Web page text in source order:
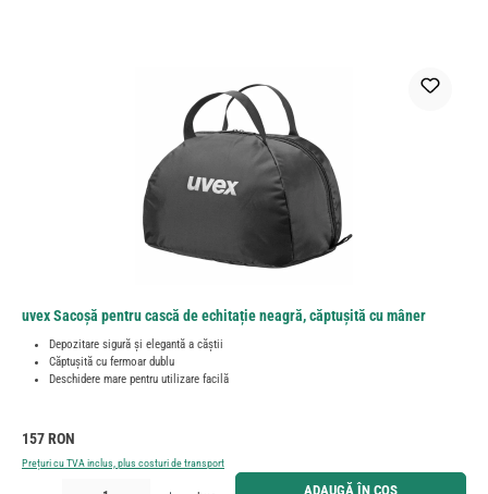
uvex Sacoșă pentru cască de echitație neagră, căptușită cu mâner
Depozitare sigură și elegantă a căștii
Căptușită cu fermoar dublu
Deschidere mare pentru utilizare facilă
Preț obișnuit:
157 RON
Prețuri cu TVA inclus, plus costuri de transport
Cantitate produs: Introduceți cantitatea dorită sau utilizați butoanele pentru a mări sau micșora
ADAUGĂ ÎN COȘ